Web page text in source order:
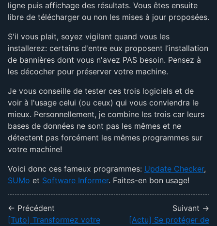
ligne puis affichage des résultats. Vous êtes ensuite
libre de télécharger ou non les mises à jour proposées.
S'il vous plait, soyez vigilant quand vous les
installerez: certains d'entre eux proposent l’installation
de bannières dont vous n'avez PAS besoin. Pensez à
les décocher pour préserver votre machine.
Je vous conseille de tester ces trois logiciels et de
voir à l'usage celui (ou ceux) qui vous conviendra le
mieux. Personnellement, je combine les trois car leurs
bases de données ne sont pas les mêmes et ne
détectent pas forcément les mêmes programmes sur
votre machine!
Voici donc ces fameux programmes: Update Checker,
SUMo et Software Informer. Faites-en bon usage!
← Précédent
[Tuto] Transformez votre
Suivant →
[Actu] Se protéger de